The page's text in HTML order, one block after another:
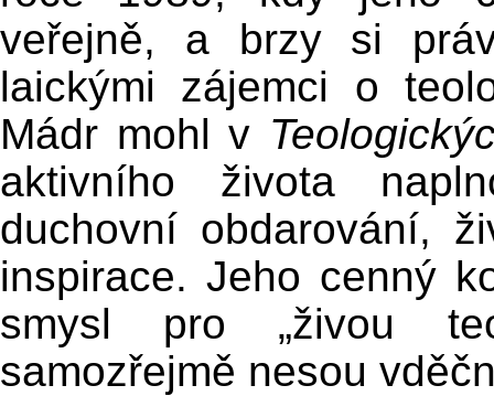
veřejně, a brzy si
laickými zájemci o
Mádr mohl v
aktivního života
duchovní obdarování,
inspirace. Jeho cenný
smysl pro „živou
samozřejmě nesou